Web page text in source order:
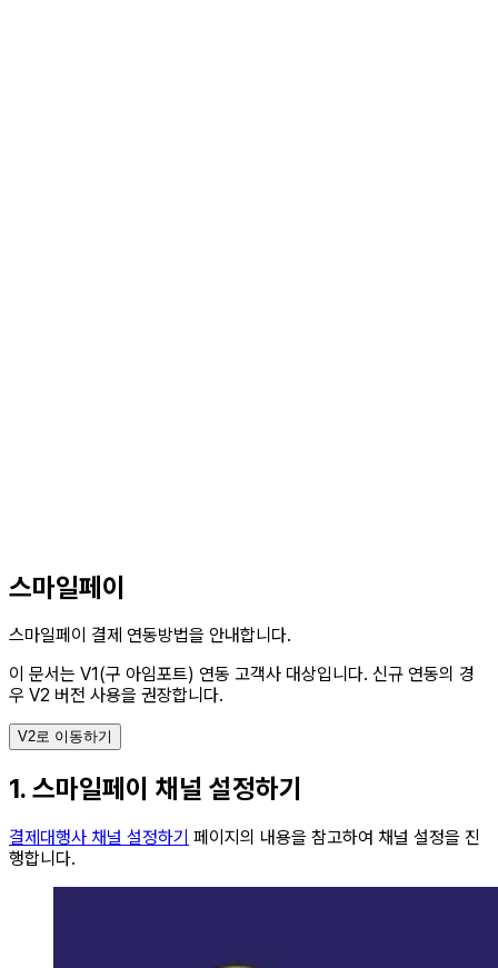
스마일페이
스마일페이 결제 연동방법을 안내합니다.
이 문서는 V1(구 아임포트) 연동 고객사 대상입니다. 신규 연동의 경
우 V2 버전 사용을 권장합니다.
V2로 이동하기
1. 스마일페이 채널 설정하기
결제대행사 채널 설정하기 페이지의 내용을 참고하여 채널 설정을 진
행합니다.